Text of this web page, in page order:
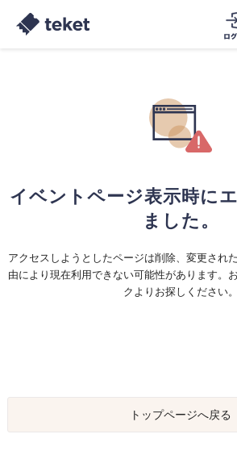
イベントページ表示時に
ました。
アクセスしようとしたページは削除、変更され
由により現在利用できない可能性があります。
クよりお探しください。
トップページへ戻る